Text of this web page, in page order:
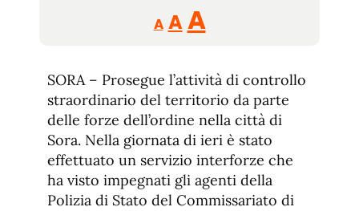
A
Reducir
tamaño
A Restablecer
tamaño
de
fuente
AAumentar
de
fuente.
SORA – Prosegue l’attività di controllo
straordinario del territorio da parte
delle forze dell’ordine nella città di
Sora. Nella giornata di ieri è stato
effettuato un servizio interforze che
ha visto impegnati gli agenti della
Polizia di Stato del Commissariato di